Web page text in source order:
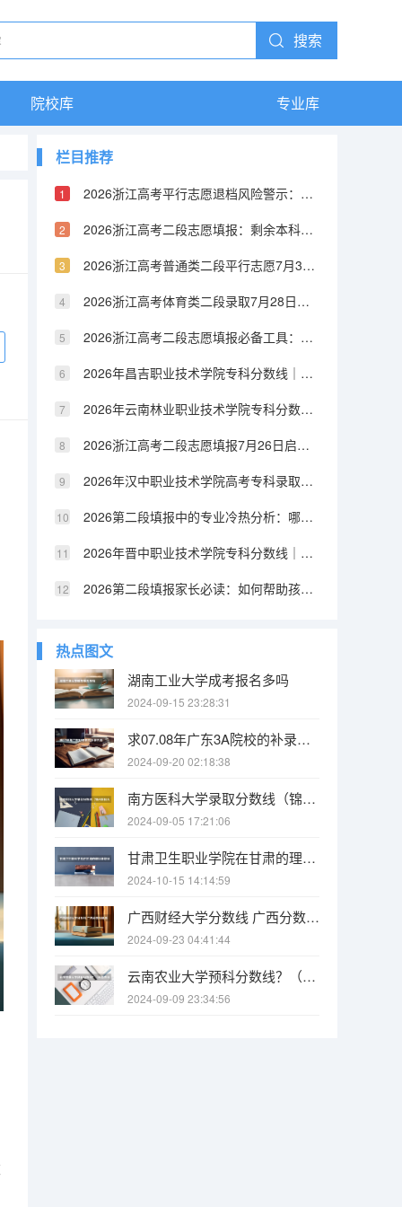
搜索
院校库 专业库
栏目推荐
2026浙江高考平行志愿退档风险警示：身体条件、单科成绩、外语语种这三大红线别碰
2026浙江高考二段志愿填报：剩余本科计划2369个，选考物理+化学仍有公办本科机会
2026浙江高考普通类二段平行志愿7月30日投档！8月1日可查录取，未被录取还有征求机会
2026浙江高考体育类二段录取7月28日启动！综合分460分以上如何选校？
2026浙江高考二段志愿填报必备工具：蔷薇智愿免费辅助系统已上线，剩余计划这样查
2026年昌吉职业技术学院专科分数线｜费用、住宿、FAQ全解答
2026年云南林业职业技术学院专科分数线｜费用、住宿、就业全掌握
2026浙江高考二段志愿填报7月26日启动！剩余本科计划2369个，这些要点必须知道
2026年汉中职业技术学院高考专科录取分数线｜费用明细与生活条件
2026第二段填报中的专业冷热分析：哪些专业在第二段仍有机会
2026年晋中职业技术学院专科分数线｜新生入学与费用说明
2026第二段填报家长必读：如何帮助孩子科学选择志愿
热点图文
湖南工业大学成考报名多吗
2024-09-15 23:28:31
求07.08年广东3A院校的补录名单 广东补录的过程是怎样的？
2024-09-20 02:18:38
南方医科大学录取分数线（锦州医科大学复试分数线）
2024-09-05 17:21:06
甘肃卫生职业学院在甘肃的理科录取分数线最低分多少？
2024-10-15 14:14:59
广西财经大学分数线 广西分数线最低的二本大学
2024-09-23 04:41:44
云南农业大学预科分数线？（云南农业大学在河南的录取分数线）
2024-09-09 23:34:56